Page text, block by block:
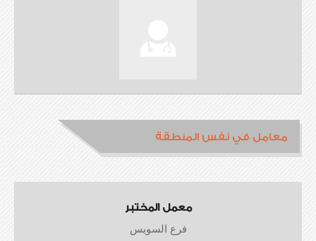
معامل في نفس المنطقة
معمل المختبر
فرع السويس